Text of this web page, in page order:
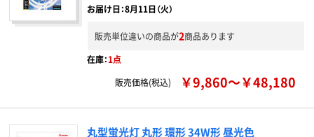
お届け日：8月11日（火）
販売単位違いの商品が2商品あります
在庫：1点
販売価格(税込)
￥9,860～￥48,180
丸型蛍光灯 丸形 環形 34W形 昼光色